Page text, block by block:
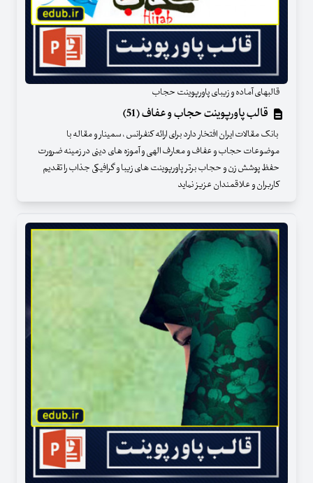
قالبهای آماده و زیبای پاورپوینت حجاب
قالب پاورپوینت حجاب و عفاف (51)
بانک مقالات ایران افتخار دارد برای ارائه کنفرانس ، سمینار و مقاله با
موضوعات حجاب و عفاف و معارف الهی و آموزه های دینی در زمینه ضرورت
حفظ پوشش زن و حجاب برتر پاورپوینت های زیبا و گرافیکی جذاب را تقدیم
کاربران و علاقمندان عزیز نماید